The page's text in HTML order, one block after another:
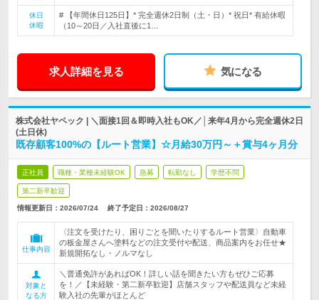
休日
休暇
# 【年間休日125日】* 完全週休2日制（土・日）* 祝日* 有給休暇
（10～20日／入社直後に1…
求人詳細を見る 気になる
株式会社ヤペック | ＼面接1回＆即時入社もOK／│来年4月から完全週休2日
(土日休)
既存顧客100%の【ルート営業】☆月給30万円～＋賞与4ヶ月分
正社員 職種・業種未経験OK 急募 転勤なし 学歴不問
第二新卒歓迎
情報更新日：2026/07/24 終了予定日： 2026/08/27
仕事内容
〈注文を受けたり、困りごとを聞いたりするルート営業〉自動車
の板金屋さんへ塗料などの注文受付や配送、商品案内をお任せ★
新規開拓なし・ノルマなし
対象と
なる方
＼普通免許があればOK！詳しい話を聞きたい方もぜひご応募
を！／【未経験・第二新卒歓迎】店舗スタッフや配送員など未経
験入社の先輩がほとんど